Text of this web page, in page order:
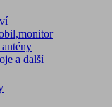
a další